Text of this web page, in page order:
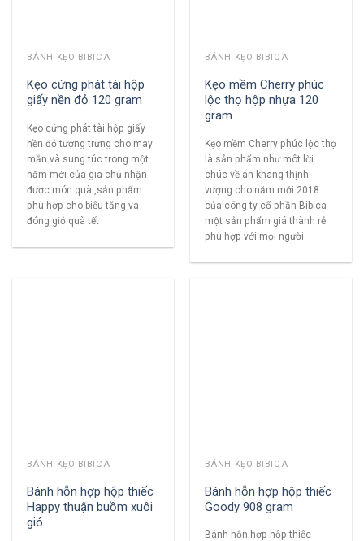
BÁNH KẸO BIBICA
Kẹo cứng phát tài hộp
giấy nền đỏ 120 gram
Kẹo cứng phát tài hộp giấy
nền đỏ tượng trưng cho may
mắn và sung túc trong một
năm mới của gia chủ nhận
được món quà ,sản phẩm
phù hợp cho biếu tặng và
đóng giỏ quà tết
BÁNH KẸO BIBICA
Kẹo mềm Cherry phúc
lộc thọ hộp nhựa 120
gram
Kẹo mềm Cherry phúc lộc thọ
là sản phẩm như môt lời
chúc về an khang thịnh
vượng cho năm mới 2018
của công ty cổ phần Bibica
một sản phẩm giá thành rẻ
phù hợp với mọi người
BÁNH KẸO BIBICA
Bánh hỗn hợp hộp thiếc
Happy thuận buồm xuôi
gió
BÁNH KẸO BIBICA
Bánh hỗn hợp hộp thiếc
Goody 908 gram
Bánh hỗn hợp hộp thiếc